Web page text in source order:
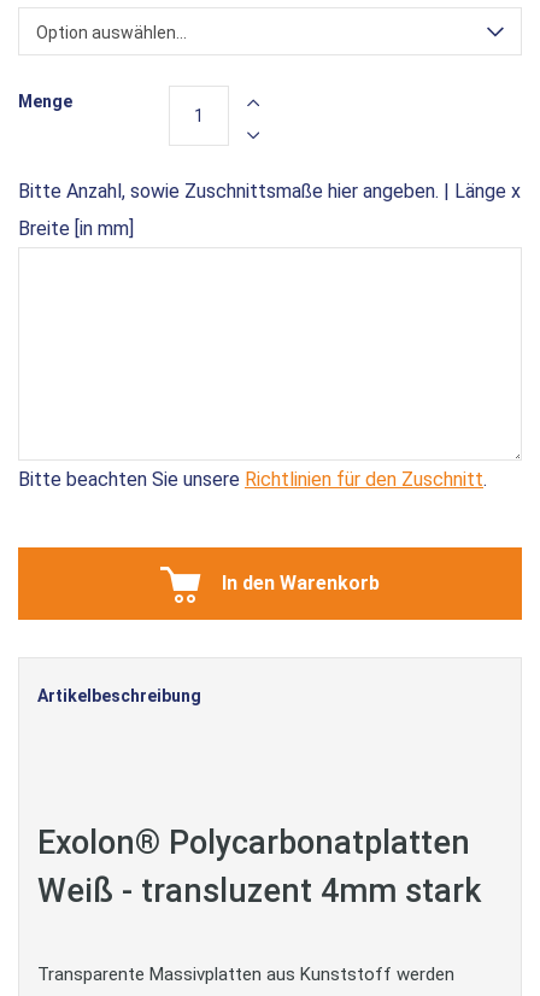
Option auswählen...
Bitte Anzahl, sowie Zuschnittsmaße hier angeben. | Länge x
Breite [in mm]
Bitte beachten Sie unsere Richtlinien für den Zuschnitt.
Menge
In den Warenkorb
Artikelbeschreibung
Exolon® Polycarbonatplatten
Weiß - transluzent 4mm stark
Transparente Massivplatten aus Kunststoff werden